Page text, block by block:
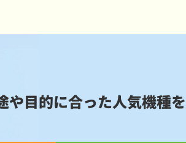
や目的に合った人気機種